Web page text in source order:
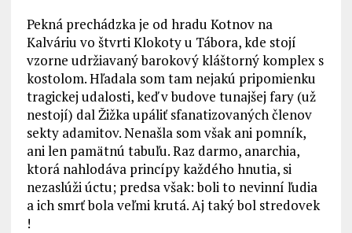
Pekná prechádzka je od hradu Kotnov na
Kalváriu vo štvrti Klokoty u Tábora, kde stojí
vzorne udržiavaný barokový kláštorný komplex s
kostolom. Hľadala som tam nejakú pripomienku
tragickej udalosti, keď v budove tunajšej fary (už
nestojí) dal Žižka upáliť sfanatizovaných členov
sekty adamitov. Nenašla som však ani pomník,
ani len pamätnú tabuľu. Raz darmo, anarchia,
ktorá nahlodáva princípy každého hnutia, si
nezaslúži úctu; predsa však: boli to nevinní ľudia
a ich smrť bola veľmi krutá. Aj taký bol stredovek
!